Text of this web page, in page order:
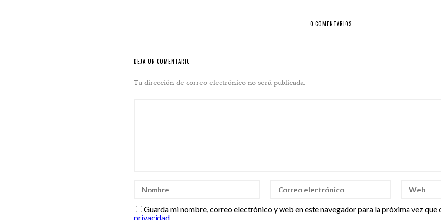
0 COMENTARIOS
DEJA UN COMENTARIO
Tu dirección de correo electrónico no será publicada.
Guarda mi nombre, correo electrónico y web en este navegador para la próxima vez que
privacidad